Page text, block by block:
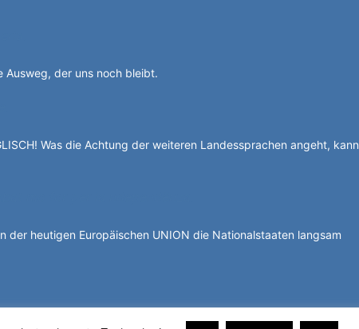
Ausweg, der uns noch bleibt.
Was die Achtung der weiteren Landessprachen angeht, kann
der heutigen Europäischen UNION die Nationalstaaten langsam